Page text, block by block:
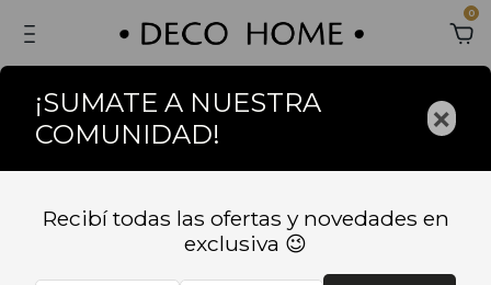
0
transferencia 📲 Envios
¡SUMATE A NUESTRA
COMUNIDAD!
×
Recibí todas las ofertas y novedades en
exclusiva 😉